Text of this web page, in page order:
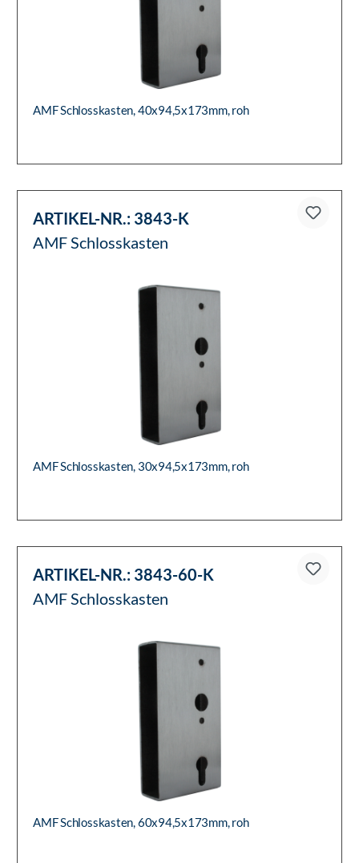
AMF Schlosskasten, 40x94,5x173mm, roh
ARTIKEL-NR.: 3843-K
AMF Schlosskasten
AMF Schlosskasten, 30x94,5x173mm, roh
ARTIKEL-NR.: 3843-60-K
AMF Schlosskasten
AMF Schlosskasten, 60x94,5x173mm, roh